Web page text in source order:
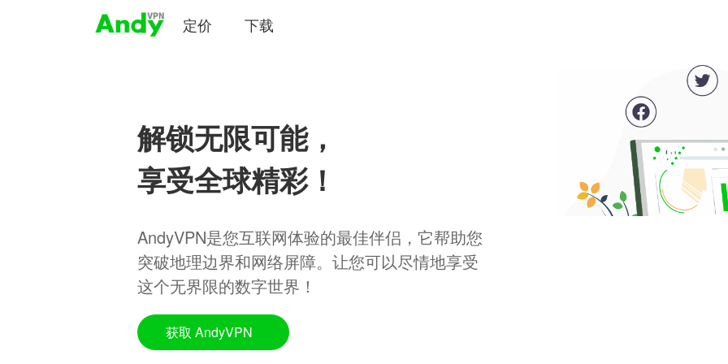
定价 下载
解锁无限可能，
享受全球精彩！
AndyVPN是您互联网体验的最佳伴侣，它帮助您
突破地理边界和网络屏障。让您可以尽情地享受
这个无界限的数字世界！
获取 AndyVPN